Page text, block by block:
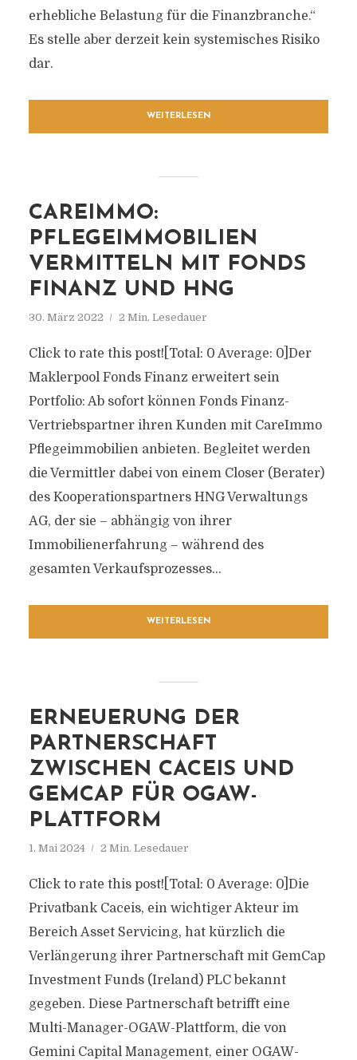
erhebliche Belastung für die Finanzbranche.“
Es stelle aber derzeit kein systemisches Risiko
dar.
WEITERLESEN
CAREIMMO:
PFLEGEIMMOBILIEN
VERMITTELN MIT FONDS
FINANZ UND HNG
30. März 2022 2 Min. Lesedauer
Click to rate this post![Total: 0 Average: 0]Der
Maklerpool Fonds Finanz erweitert sein
Portfolio: Ab sofort können Fonds Finanz-
Vertriebspartner ihren Kunden mit CareImmo
Pflegeimmobilien anbieten. Begleitet werden
die Vermittler dabei von einem Closer (Berater)
des Kooperationspartners HNG Verwaltungs
AG, der sie – abhängig von ihrer
Immobilienerfahrung – während des
gesamten Verkaufsprozesses...
WEITERLESEN
ERNEUERUNG DER
PARTNERSCHAFT
ZWISCHEN CACEIS UND
GEMCAP FÜR OGAW-
PLATTFORM
1. Mai 2024 2 Min. Lesedauer
Click to rate this post![Total: 0 Average: 0]Die
Privatbank Caceis, ein wichtiger Akteur im
Bereich Asset Servicing, hat kürzlich die
Verlängerung ihrer Partnerschaft mit GemCap
Investment Funds (Ireland) PLC bekannt
gegeben. Diese Partnerschaft betrifft eine
Multi-Manager-OGAW-Plattform, die von
Gemini Capital Management, einer OGAW-